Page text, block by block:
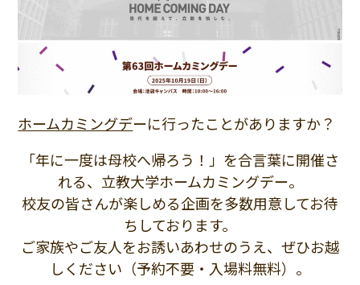
ホームカミングデーに行ったことがありますか？
「年に一度は母校へ帰ろう！」を合言葉に開催さ
れる、立教大学ホームカミングデー。
校友の皆さんが楽しめる企画を多数用意してお待
ちしております。
ご家族やご友人をお誘いあわせのうえ、ぜひお越
しください（予約不要・入場料無料）。